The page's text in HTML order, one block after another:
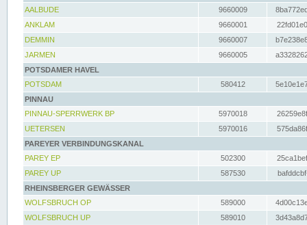
AALBUDE
9660009
ANKLAM
9660001
DEMMIN
9660007
JARMEN
9660005
POTSDAMER HAVEL
POTSDAM
580412
PINNAU
PINNAU-SPERRWERK BP
5970018
UETERSEN
5970016
PAREYER VERBINDUNGSKANAL
PAREY EP
502300
PAREY UP
587530
RHEINSBERGER GEWÄSSER
WOLFSBRUCH OP
589000
WOLFSBRUCH UP
589010